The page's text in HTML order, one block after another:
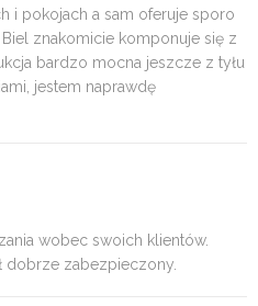
i pokojach a sam oferuje sporo
znakomicie komponuje się z
bardzo mocna jeszcze z tyłu
jestem naprawdę
wobec swoich klientów.
dobrze zabezpieczony.